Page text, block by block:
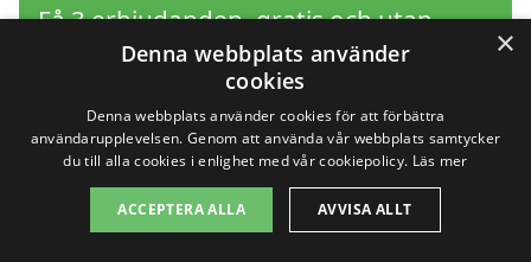
Få 3 erbjudanden, gratis och utan
förpliktelser
Sök efter en
professionell för
×
Denna webbplats använder
cookies
Denna webbplats använder cookies för att förbättra
användarupplevelsen. Genom att använda vår webbplats samtycker
du till alla cookies i enlighet med vår cookiepolicy. Läs mer
ACCEPTERA ALLA AVVISA ALLT